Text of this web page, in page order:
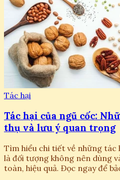
Tác hại
Tác hại của ngũ cốc:
thụ và lưu ý quan trọng
Tìm hiểu chi tiết về những tác
là đối tượng không nên dùng
toàn, hiệu quả. Đọc ngay để